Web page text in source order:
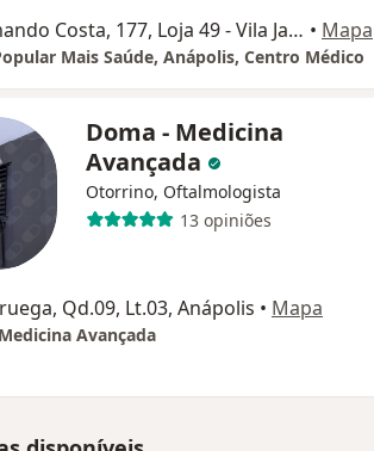
Av. Fernando Costa, 177, Loja 49 - Vila Jaiara - Jaiara Shopping, Anápolis • Mapa
Mais Saúde, Anápolis, Centro Médico
Doma - Medicina
Avançada
Otorrino, Oftalmologista
13 opiniões
Qd.09, Lt.03, Anápolis • Mapa
Avançada